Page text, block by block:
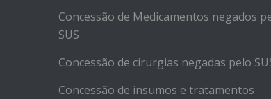
Concessão de Medicamentos negados
SUS
Concessão de cirurgias negadas pelo
Concessão de insumos e tratamentos